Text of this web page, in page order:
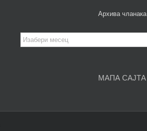
Архива чланака
Архива
чланака
МАПА САЈТА